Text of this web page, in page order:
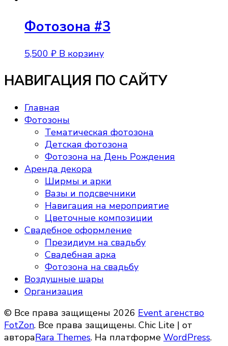
Фотозона #3
5,500 ₽ В корзину
НАВИГАЦИЯ ПО САЙТУ
Главная
Фотозоны
Тематическая фотозона
Детская фотозона
Фотозона на День Рождения
Аренда декора
Ширмы и арки
Вазы и подсвечники
Навигация на мероприятие
Цветочные композиции
Свадебное оформление
Президиум на свадьбу
Свадебная арка
Фотозона на свадьбу
Воздушные шары
Организация
© Все права защищены 2026 Event агенство
FotZon. Все права защищены. Chic Lite | от
автораRara Themes. На платформе WordPress.